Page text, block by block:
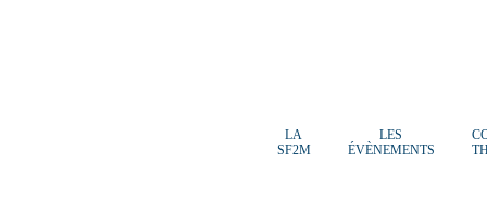
LA
SF2M
LES
ÉVÈNEMENTS